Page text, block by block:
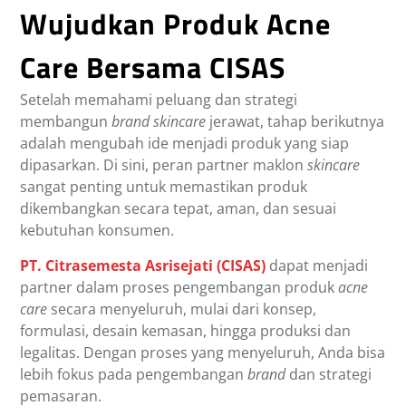
Wujudkan Produk Acne
Care Bersama CISAS
Setelah memahami peluang dan strategi
membangunbrand skincare jerawat, tahap berikutnya
adalah mengubah ide menjadi produk yang siap
dipasarkan. Di sini, peran partner maklonskincare
sangat penting untuk memastikan produk
dikembangkan secara tepat, aman, dan sesuai
kebutuhan konsumen.
PT. Citrasemesta Asrisejati (CISAS) dapat menjadi
partner dalam proses pengembangan produkacne
care secara menyeluruh, mulai dari konsep,
formulasi, desain kemasan, hingga produksi dan
legalitas. Dengan proses yang menyeluruh, Anda bisa
lebih fokus pada pengembangan branddan strategi
pemasaran.